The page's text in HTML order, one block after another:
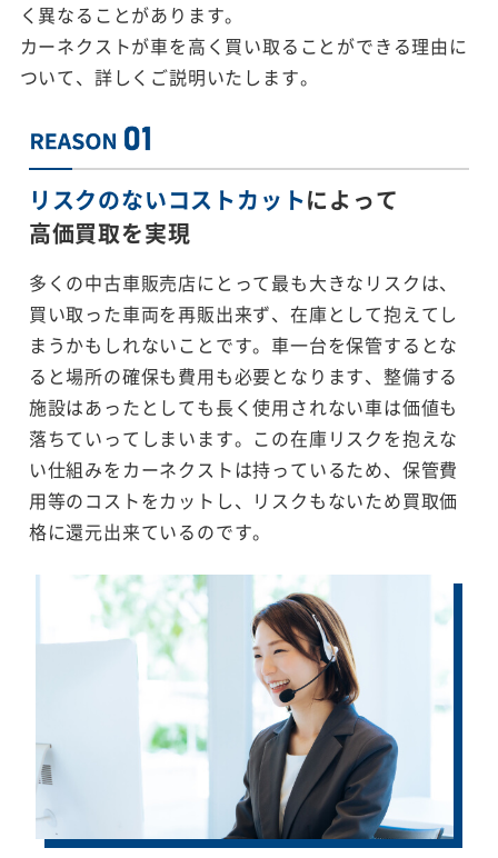
く異なることがあります。
カーネクストが車を高く買い取ることができる理由に
ついて、詳しくご説明いたします。
リスクのないコストカットによって
高価買取を実現
多くの中古車販売店にとって最も大きなリスクは、
買い取った車両を再販出来ず、在庫として抱えてし
まうかもしれないことです。車一台を保管するとな
ると場所の確保も費用も必要となります、整備する
施設はあったとしても長く使用されない車は価値も
落ちていってしまいます。この在庫リスクを抱えな
い仕組みをカーネクストは持っているため、保管費
用等のコストをカットし、リスクもないため買取価
格に還元出来ているのです。